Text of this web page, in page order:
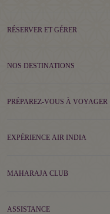
RÉSERVER ET GÉRER
NOS DESTINATIONS
PRÉPAREZ-VOUS À VOYAGER
EXPÉRIENCE AIR INDIA
MAHARAJA CLUB
ASSISTANCE